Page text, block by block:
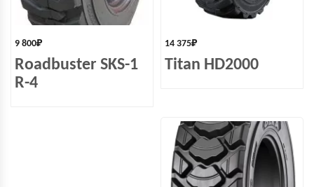
9 800₽
Roadbuster SKS-1
R-4
14 375₽
Titan HD2000